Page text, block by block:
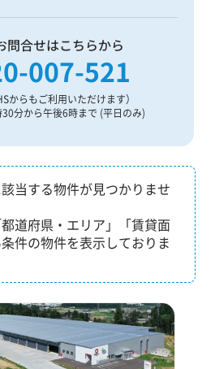
問合せはこちらから
007-521
からもご利用いただけます）
分から午後6時まで (平日のみ)
当する物件が見つかりませ
道府県・エリア」「賃貸面
件の物件を表示しておりま